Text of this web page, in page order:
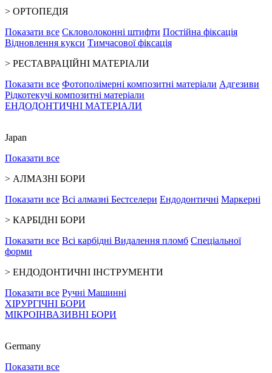
> ОРТОПЕДІЯ
Показати все Скловолоконні штифти Постійна фіксація
Відновлення кукси Тимчасової фіксація
> РЕСТАВРАЦІЙНІ МАТЕРІАЛИ
Показати все Фотополімерні композитні матеріали Адгезиви
Рідкотекучі композитні матеріали
ЕНДОДОНТИЧНІ МАТЕРІАЛИ
Japan
Показати все
> АЛМАЗНІ БОРИ
Показати все Всі алмазні Бестселери Ендодонтичні Маркерні
> КАРБІДНІ БОРИ
Показати все Всі карбідні Видалення пломб Спеціальної
форми
> ЕНДОДОНТИЧНІ ІНСТРУМЕНТИ
Показати все Ручні Машинні
ХІРУРГІЧНІ БОРИ
МІКРОІНВАЗИВНІ БОРИ
Germany
Показати все